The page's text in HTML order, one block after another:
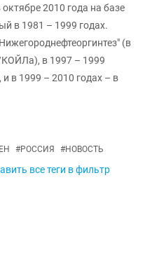
2010 года на базе
в 1981 – 1999 годах.
(в
в 1997 – 1999
в 1999 – 2010 годах – в
#РОССИЯ #НОВОСТЬ
все теги в фильтр